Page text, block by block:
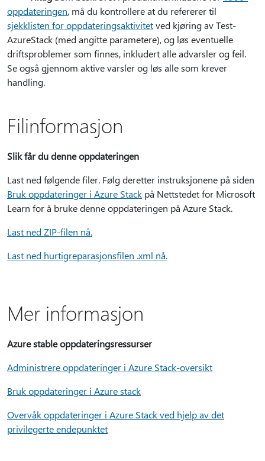
oppdateringen, må du kontrollere at du refererer til
sjekklisten for oppdateringsaktivitetved kjøring av Test-
AzureStack (med angitte parametere), og løs eventuelle
driftsproblemer som finnes, inkludert alle advarsler og feil.
Se også gjennom aktive varsler og løs alle som krever
handling.
Filinformasjon
Slik får du denne oppdateringen
Last ned følgende filer. Følg deretter instruksjonene på siden
Bruk oppdateringer i Azure Stack på Nettstedet for Microsoft
Learn for å bruke denne oppdateringen på Azure Stack.
Last ned ZIP-filen nå.
Last ned hurtigreparasjonsfilen .xml nå.
Mer informasjon
Azure stable oppdateringsressurser
Administrere oppdateringer i Azure Stack-oversikt
Bruk oppdateringer i Azure stack
Overvåk oppdateringer i Azure Stack ved hjelp av det
privilegerte endepunktet